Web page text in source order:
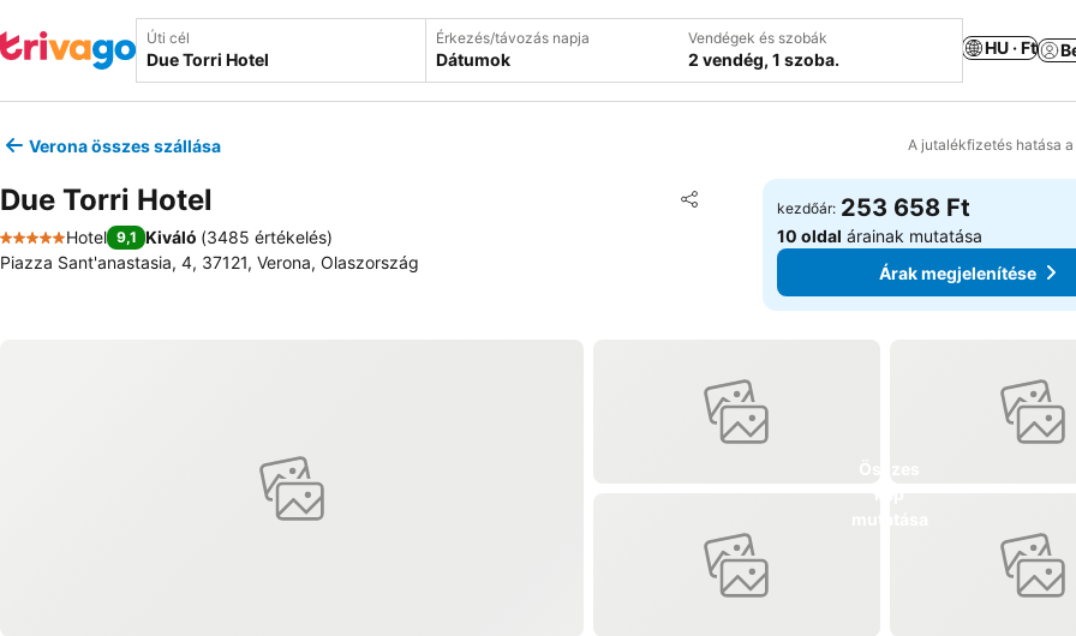
Úti cél Érkezés/távozás napja
Dátumok
Vendégek és szobák
2 vendég, 1 szoba.
HU · Ft
Verona összes szállása A jutalékfizetés hatása
Due Torri Hotel Megosztás
Hozzáadás a kedvencekhez
5 Kategória
Hotel 9,1 Kiváló (3485 értékelés)
Piazza Sant'anastasia, 4, 37121, Verona, Olaszország
kezdőár: 253 658 Ft
10 oldal árainak mutatása
Árak megjelenítése